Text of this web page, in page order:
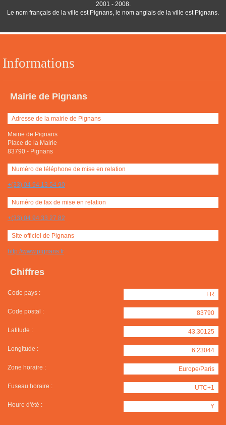
Informations
Mairie de Pignans
Adresse de la mairie de Pignans
Mairie de Pignans
Place de la Mairie
83790 - Pignans
Numéro de téléphone de mise en relation
+(33) 04 94 13 54 90
Numéro de fax de mise en relation
+(33) 04 94 33 27 82
Site officiel de Pignans
http://www.pignans.fr
Chiffres
Code pays : FR
Code postal : 83790
Latitude : 43.30125
Longitude : 6.23044
Zone horaire : Europe/Paris
Fuseau horaire : UTC+1
Heure d'été : Y
2001 - 2008.
Le nom français de la ville est Pignans, le nom anglais de la ville est Pignans.